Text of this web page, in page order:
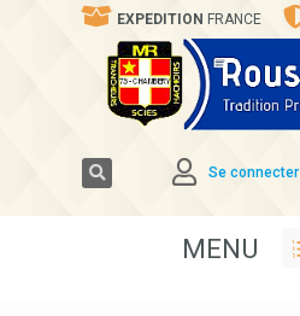
EXPEDITION FRANCE
Se connecter
MENU